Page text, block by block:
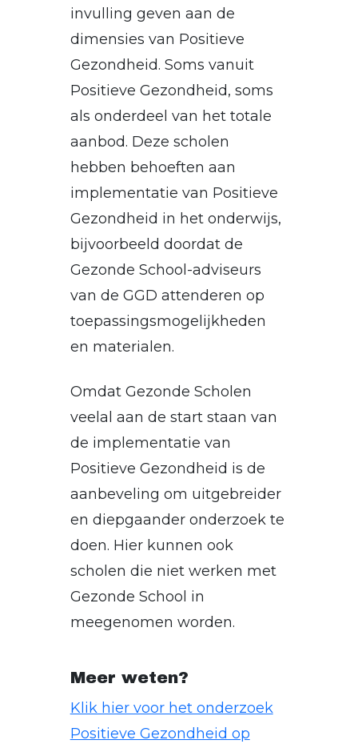
invulling geven aan de
dimensies van Positieve
Gezondheid. Soms vanuit
Positieve Gezondheid, soms
als onderdeel van het totale
aanbod. Deze scholen
hebben behoeften aan
implementatie van Positieve
Gezondheid in het onderwijs,
bijvoorbeeld doordat de
Gezonde School-adviseurs
van de GGD attenderen op
toepassingsmogelijkheden
en materialen.
Omdat Gezonde Scholen
veelal aan de start staan van
de implementatie van
Positieve Gezondheid is de
aanbeveling om uitgebreider
en diepgaander onderzoek te
doen. Hier kunnen ook
scholen die niet werken met
Gezonde School in
meegenomen worden.
Meer weten?
Klik hier voor het onderzoek
Positieve Gezondheid op